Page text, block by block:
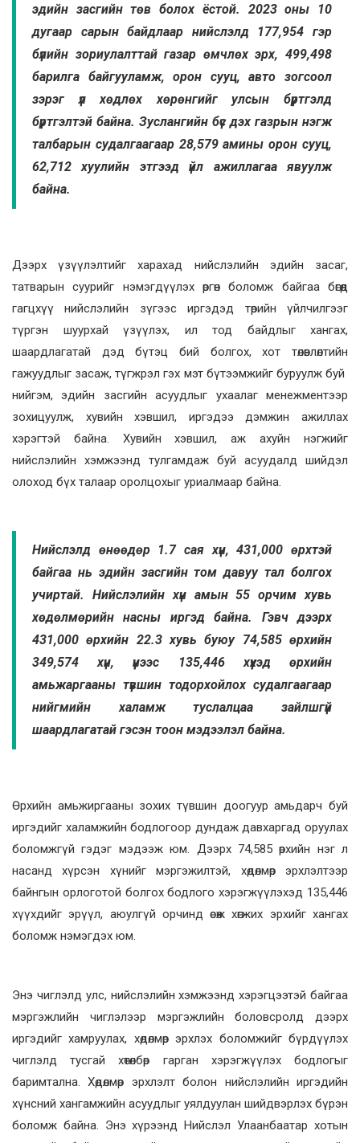
эдийн засгийн төв болох ёстой. 2023 оны 10
дугаар сарын байдлаар нийслэлд 177,954 гэр
бүлийн зориулалттай газар өмчлөх эрх, 499,498
барилга байгууламж, орон сууц, авто зогсоол
зэрэг үл хөдлөх хөрөнгийг улсын бүртгэлд
бүртгэлтэй байна. Зуслангийн бүс дэх газрын нэгж
талбарын судалгаагаар 28,579 амины орон сууц,
62,712 хуулийн этгээд үйл ажиллагаа явуулж
байна.
Дээрх үзүүлэлтийг харахад нийслэлийн эдийн засаг,
татварын суурийг нэмэгдүүлэх өргөн боломж байгаа бөгөөд
гагцхүү нийслэлийн зүгээс иргэдэд төрийн үйлчилгээг
түргэн шуурхай үзүүлэх, ил тод байдлыг хангах,
шаардлагатай дэд бүтэц бий болгох, хот төлөвлөлтийн
гажуудлыг засаж, түгжрэл гэх мэт бүтээмжийг буруулж буй
нийгэм, эдийн засгийн асуудлыг ухаалаг менежментээр
зохицуулж, хувийн хэвшил, иргэдээ дэмжин ажиллах
хэрэгтэй байна. Хувийн хэвшил, аж ахуйн нэгжийг
нийслэлийн хэмжээнд тулгамдаж буй асуудалд шийдэл
олоход бүх талаар оролцохыг уриалмаар байна.
Нийслэлд өнөөдөр 1.7 сая хүн, 431,000 өрхтэй
байгаа нь эдийн засгийн том давуу тал болгох
учиртай. Нийслэлийн хүн амын 55 орчим хувь
хөдөлмөрийн насны иргэд байна. Гэвч дээрх
431,000 өрхийн 22.3 хувь буюу 74,585 өрхийн
349,574 хүн, үүнээс 135,446 хүүхэд өрхийн
амьжаргааны түвшин тодорхойлох судалгаагаар
нийгмийн халамж туслалцаа зайлшгүй
шаардлагатай гэсэн тоон мэдээлэл байна.
Өрхийн амьжиргааны зохих түвшин доогуур амьдарч буй
иргэдийг халамжийн бодлогоор дундаж давхаргад оруулах
боломжгүй гэдэг мэдээж юм. Дээрх 74,585 өрхийн нэг л
насанд хүрсэн хүнийг мэргэжилтэй, хөдөлмөр эрхлэлтээр
байнгын орлоготой болгох бодлого хэрэгжүүлэхэд 135,446
хүүхдийг эрүүл, аюулгүй орчинд өсөж хөгжих эрхийг хангах
боломж нэмэгдэх юм.
Энэ чиглэлд улс, нийслэлийн хэмжээнд хэрэгцээтэй байгаа
мэргэжлийн чиглэлээр мэргэжлийн боловсролд дээрх
иргэдийг хамруулах, хөдөлмөр эрхлэх боломжийг бүрдүүлэх
чиглэлд тусгай хөтөлбөр гарган хэрэгжүүлэх бодлогыг
баримтална. Хөдөлмөр эрхлэлт болон нийслэлийн иргэдийн
хүнсний хангамжийн асуудлыг уялдуулан шийдвэрлэх бүрэн
боломж байна. Энэ хүрээнд Нийслэл Улаанбаатар хотын